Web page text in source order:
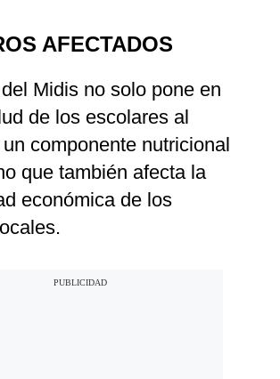
AFECTADOS
Midis no solo pone en
de los escolares al
componente nutricional
que también afecta la
económica de los